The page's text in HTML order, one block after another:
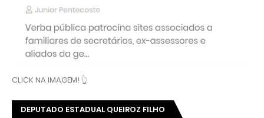
CLICK NA IMAGEM! 👆
DEPUTADO ESTADUAL QUEIROZ FILHO